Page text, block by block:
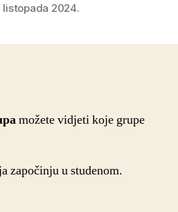
listopada 2024.
možete vidjeti koje grupe
započinju u studenom.